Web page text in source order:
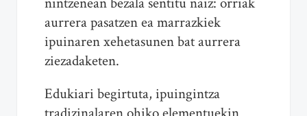
aurrera pasatzen ea marrazkiek
ipuinaren xehetasunen bat aurrera
ziezadaketen.
Edukiari begirtuta, ipuingintza